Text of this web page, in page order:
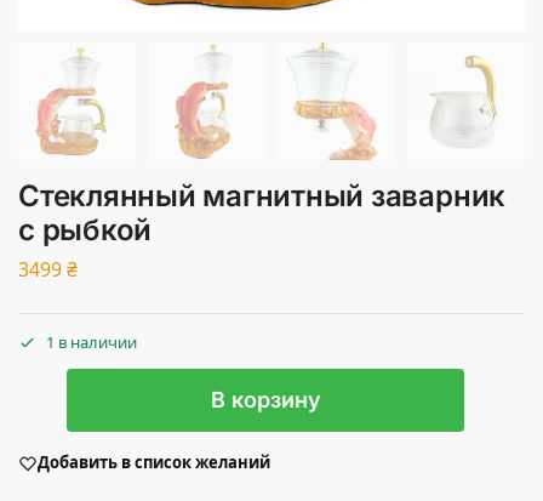
Стеклянный магнитный заварник
с рыбкой
3499₴
1 в наличии
В корзину
Добавить в список желаний